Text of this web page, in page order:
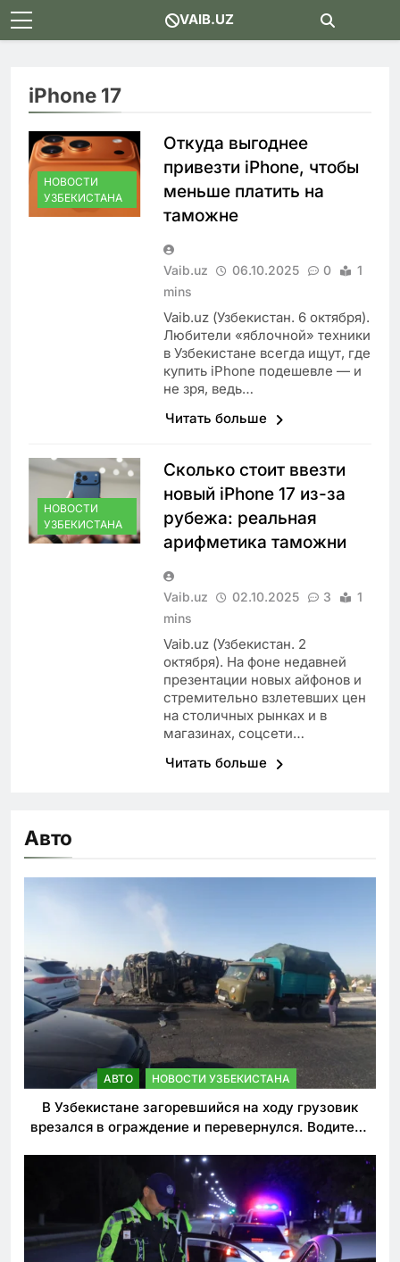
Skip
to
VAIB.UZ
iPhone 17
НОВОСТИ
УЗБЕКИСТАНА
Откуда выгоднее
привезти iPhone, чтобы
меньше платить на
таможне
Vaib.uz 06.10.2025 0
1
mins
Vaib.uz (Узбекистан. 6 октября).
Любители «яблочной» техники
в Узбекистане всегда ищут, где
купить iPhone подешевле — и
не зря, ведь…
Читать больше
НОВОСТИ
УЗБЕКИСТАНА
Сколько стоит ввезти
новый iPhone 17 из-за
рубежа: реальная
арифметика таможни
Vaib.uz 02.10.2025 3
1
mins
Vaib.uz (Узбекистан. 2
октября). На фоне недавней
презентации новых айфонов и
стремительно взлетевших цен
на столичных рынках и в
магазинах, соцсети…
Читать больше
Авто
АВТО НОВОСТИ УЗБЕКИСТАНА
В Узбекистане загоревшийся на ходу грузовик
врезался в ограждение и перевернулся. Водитель